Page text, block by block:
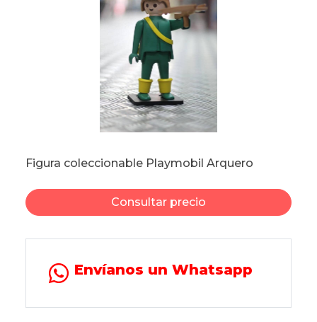
Figura coleccionable Playmobil Arquero
Consultar precio
Envíanos un Whatsapp